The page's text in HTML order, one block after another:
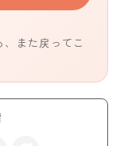
また戻ってこ